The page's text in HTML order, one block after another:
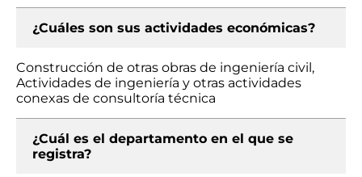
¿Cuáles son sus actividades económicas?
Construcción de otras obras de ingeniería civil,
Actividades de ingeniería y otras actividades
conexas de consultoría técnica
¿Cuál es el departamento en el que se
registra?